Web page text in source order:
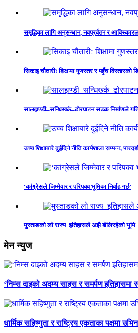
समृद्धिका लागि अनुसन्धान, नवप्रर्वतन र
सिकाइ चौतारीः शिक्षामा गुणस्तर र पहुँच विस्तारको
सालझण्डी–सन्धिखर्क–ढोरपाटन सडक निर्माणले
उच्च शिक्षाबारे दुईदिने नीति कार्यशाला सम्पन्न,
‘कांग्रेसले जिम्मेवार र परिपक्व भूमिका निर्वाह गर्छ’
मुस्ताङको लो राज्य–इतिहासले अझै बोलिरहेको भूमि
मेन न्युज
‘निम्स दाइको अदम्य साहस र समर्पण
धार्मिक सहिष्णुता र राष्ट्रिय एकताका पक्षमा